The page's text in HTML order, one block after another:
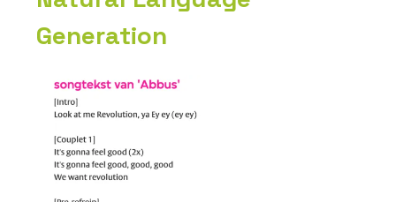
Generation